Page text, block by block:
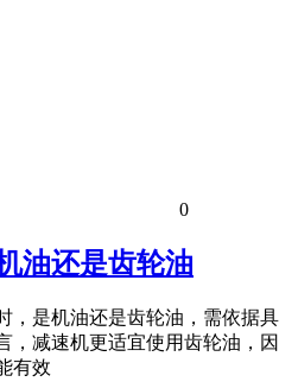
0
油还是齿轮油
，是机油还是齿轮油，需依据具
，减速机更适宜使用齿轮油，因
有效